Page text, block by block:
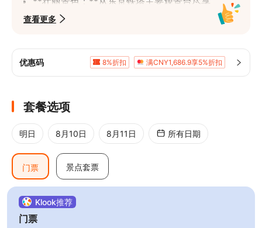
东京全景，捕捉城市令人惊叹的瞬间。
厅、纪念品店和商店，同时沉浸在壮丽的景
色中
玻璃地板的刺激体验： 踏上玻璃地板的
美景尽收眼底。
查看更多
优惠码 8%折扣 满CNY1,686.9享5%折扣
套餐选项
明日 8月10日 8月11日 所有日期
门票 景点套票
Klook推荐
门票